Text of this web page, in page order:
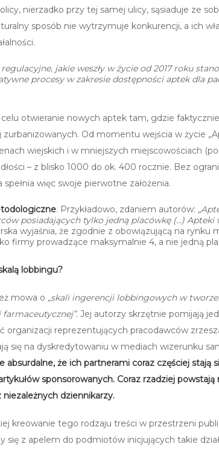
nierzadko przy tej samej ulicy, sąsiaduje ze
sposób nie wytrzymuje konkurencji, a ich
jakie weszły w życie od 2017 roku
procesy w zakresie dostępności aptek dla
celu otwieranie nowych aptek tam, gdzie
zurbanizowanych. Od momentu wejścia w życie
wiejskich i w mniejszych miejscowościach
– z blisko 1000 do ok. 400 rocznie. Bez
więc swoje pierwotne założenia.
. Przykładowo, zdaniem autorów:
posiadających tylko jedną placówkę (…) Apteki
wyjaśnia, że zgodnie z obowiązującą na rynku
firmy prowadzące maksymalnie 4, a nie jedną
lobbingu?
mowa o „skali ingerencji lobbingowych w
. Jej autorzy skrzętnie pomijają
organizacji reprezentujących pracodawców
się na dyskredytowaniu w mediach wizerunku
że ich partnerami coraz częściej stają
sponsorowanych. Coraz rzadziej
dziennikarzy.
kreowanie tego rodzaju treści w przestrzeni
się z apelem do podmiotów inicjujących takie